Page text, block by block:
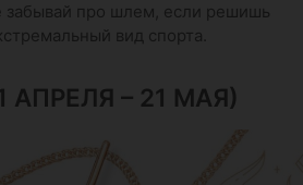
забывай про шлем, если решишь
вид спорта.
АПРЕЛЯ – 21 МАЯ)